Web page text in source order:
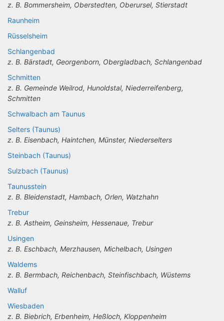
z. B. Bommersheim, Oberstedten, Oberursel, Stierstadt
Raunheim
Rüsselsheim
Schlangenbad
z. B. Bärstadt, Georgenborn, Obergladbach, Schlangenbad
Schmitten
z. B. Gemeinde Weilrod, Hunoldstal, Niederreifenberg,
Schmitten
Schwalbach am Taunus
Selters (Taunus)
z. B. Eisenbach, Haintchen, Münster, Niederselters
Steinbach (Taunus)
Sulzbach (Taunus)
Taunusstein
z. B. Bleidenstadt, Hambach, Orlen, Watzhahn
Trebur
z. B. Astheim, Geinsheim, Hessenaue, Trebur
Usingen
z. B. Eschbach, Merzhausen, Michelbach, Usingen
Waldems
z. B. Bermbach, Reichenbach, Steinfischbach, Wüstems
Walluf
Wiesbaden
z. B. Biebrich, Erbenheim, Heßloch, Kloppenheim